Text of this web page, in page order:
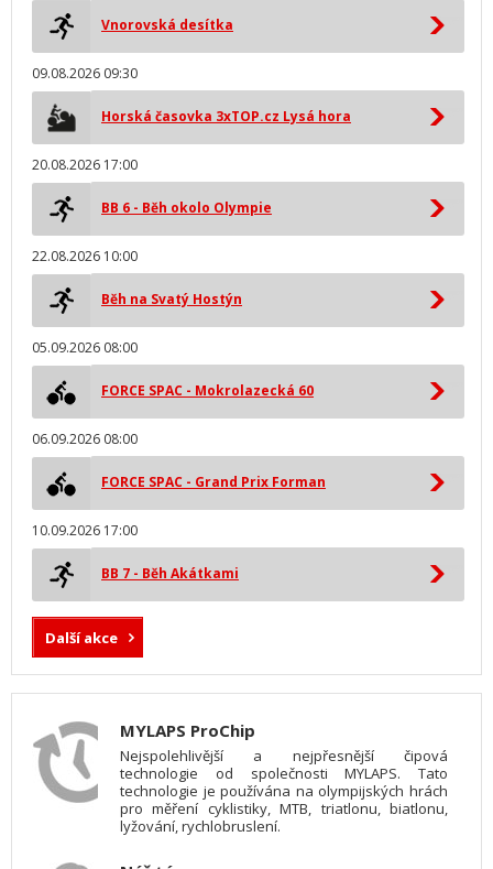
Vnorovská desítka
09.08.2026 09:30
Horská časovka 3xTOP.cz Lysá hora
20.08.2026 17:00
BB 6 - Běh okolo Olympie
22.08.2026 10:00
Běh na Svatý Hostýn
05.09.2026 08:00
FORCE SPAC - Mokrolazecká 60
06.09.2026 08:00
FORCE SPAC - Grand Prix Forman
10.09.2026 17:00
BB 7 - Běh Akátkami
Další akce
MYLAPS ProChip
Nejspolehlivější a nejpřesnější čipová
technologie od společnosti MYLAPS. Tato
technologie je používána na olympijských hrách
pro měření cyklistiky, MTB, triatlonu, biatlonu,
lyžování, rychlobruslení.